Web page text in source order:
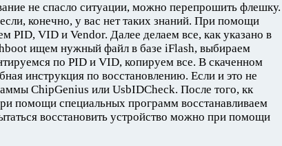
не спасло ситуации, можно перепрошить флешку.
конечно, у вас нет таких знаний. При помощи
PID, VID и Vendor. Далее делаем все, как указано в
ищем нужный файл в базе iFlash, выбираем
по PID и VID, копируем все. В скаченном
инструкция по восстановлению. Если и это не
ChipGenius или UsbIDCheck. После того, кк
помощи специальных программ восстанавливаем
восстановить устройство можно при помощи